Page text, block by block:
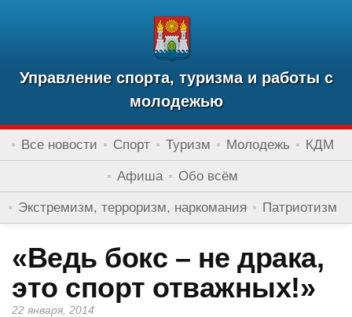
Управление спорта, туризма и работы с
молодежью
Все новости Спорт Туризм Молодежь КДМ
Афиша Обо всём
Экстремизм, терроризм, наркомания Патриотизм
«Ведь бокс – не драка,
это спорт отважных!»
22 января, 2014